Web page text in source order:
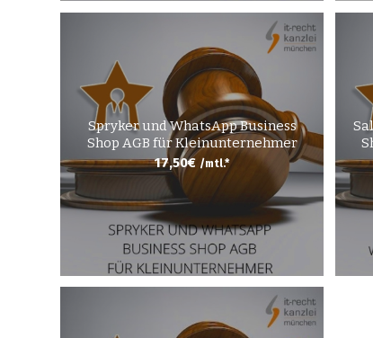
Spryker und WhatsApp Business
Shop AGB für Kleinunternehmer
17,50€ /mtl.*